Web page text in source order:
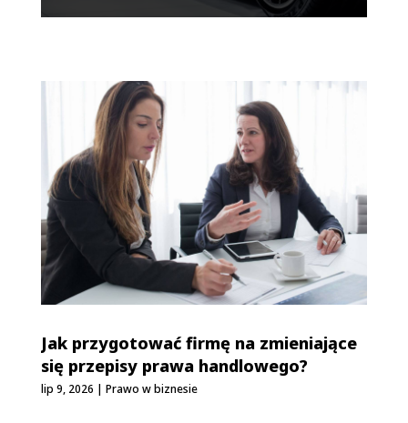
Jak przygotować firmę na zmieniające
się przepisy prawa handlowego?
lip 9, 2026 | Prawo w biznesie